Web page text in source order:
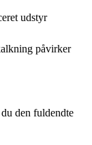
udstyr
påvirker
den fuldendte